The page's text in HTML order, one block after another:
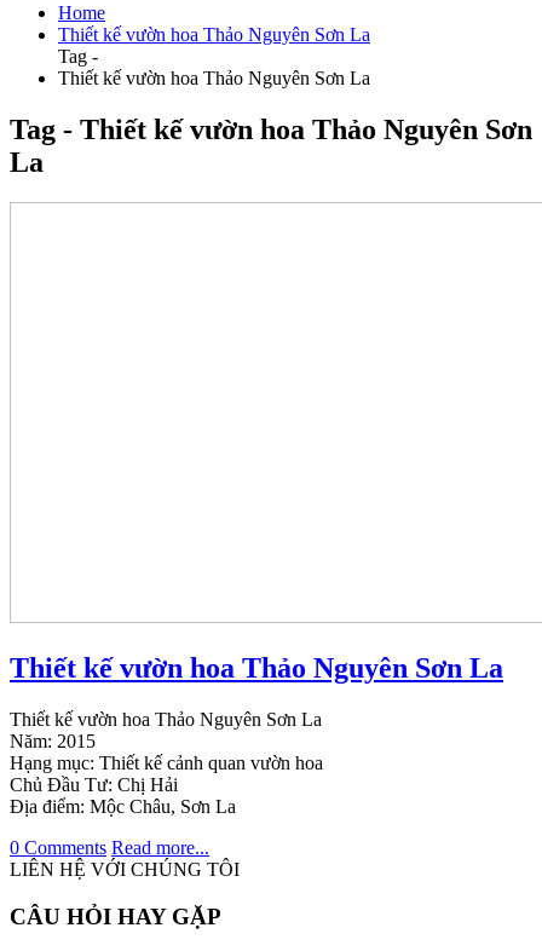
Home
Thiết kế vườn hoa Thảo Nguyên Sơn La
Tag -
Thiết kế vườn hoa Thảo Nguyên Sơn La
Tag - Thiết kế vườn hoa Thảo Nguyên Sơn
La
Thiết kế vườn hoa Thảo Nguyên Sơn La
Thiết kế vườn hoa Thảo Nguyên Sơn La
Năm: 2015
Hạng mục: Thiết kế cảnh quan vườn hoa
Chủ Đầu Tư: Chị Hải
Địa điểm: Mộc Châu, Sơn La
0 Comments Read more...
LIÊN HỆ VỚI CHÚNG TÔI
CÂU HỎI HAY GẶP